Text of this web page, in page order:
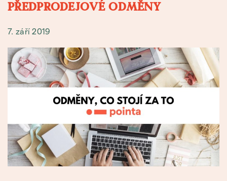
PŘEDPRODEJOVÉ ODMĚNY
7. září 2019